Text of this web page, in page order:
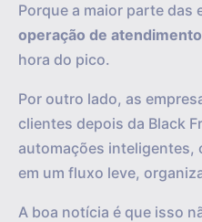
Porque a maior parte das
operação de atendimento
hora do pico.
Por outro lado, as
clientes depois da Black
automações inteligentes,
em um fluxo leve,
A boa notícia é que isso